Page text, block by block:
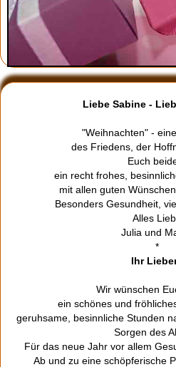
Liebe Sabine -
"Weihnachten" -
des Friedens, der
Euch
ein recht frohes,
mit allen guten
Besonders Gesundheit,
Alles
Julia und
*
Ihr
Wir wünschen
ein schönes und
geruhsame, besinnliche Stunden
Sorgen des
Für das neue Jahr vor allem
Ab und zu eine schöpferische